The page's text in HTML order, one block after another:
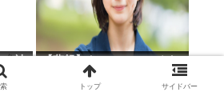
デ
焼
ト先のおばさん(36)を孕ま
せた結果⇒！
トップ サイドバー